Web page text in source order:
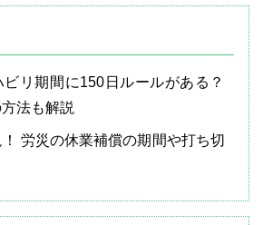
リ期間に150日ルールがある？
法も解説
労災の休業補償の期間や打ち切